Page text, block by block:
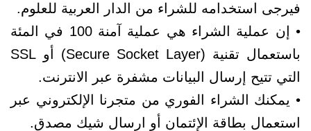
فيرجى استخدامه للشراء من الدار العربية للعلوم.
• إن عملية الشراء هي عملية آمنة 100 في المئة
باستعمال تقنية (Secure Socket Layer) أو SSL
التي تتيح إرسال البيانات مشفرة عبر الانترنت.
• يمكنك الشراء الفوري من متجرنا الإلكتروني عبر
استعمال بطاقة الإئتمان أو ارسال شيك مصدق.